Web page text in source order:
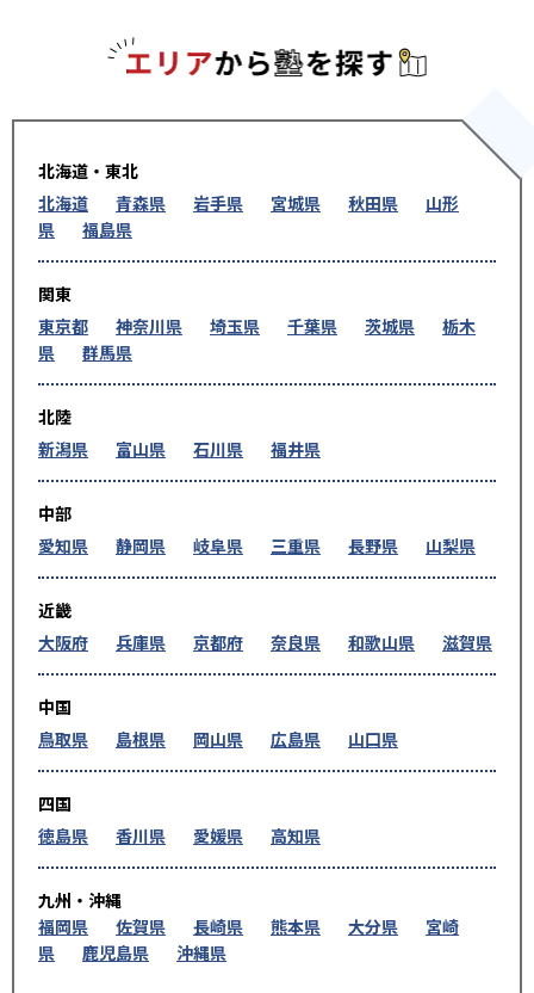
北海道・東北
北海道
青森県 岩手県 宮城県 秋田県
山形
県
福島県
関東
東京都
神奈川県 埼玉県 千葉県 茨城県
栃木
県
群馬県
北陸
新潟県
富山県 石川県 福井県
中部
愛知県
静岡県 岐阜県 三重県 長野県 山梨県
近畿
大阪府
兵庫県 京都府 奈良県 和歌山県 滋賀県
中国
鳥取県
島根県 岡山県 広島県 山口県
四国
徳島県
香川県 愛媛県 高知県
九州・沖縄
福岡県
佐賀県 長崎県 熊本県 大分県
宮崎
県
鹿児島県 沖縄県